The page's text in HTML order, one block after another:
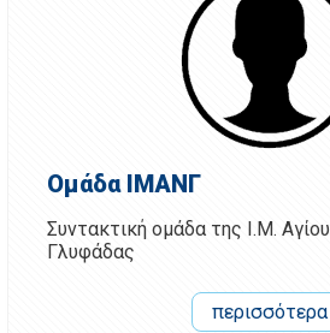
Ομάδα ΙΜΑΝΓ
Συντακτική ομάδα της Ι.Μ.
Γλυφάδας
περισσότερα